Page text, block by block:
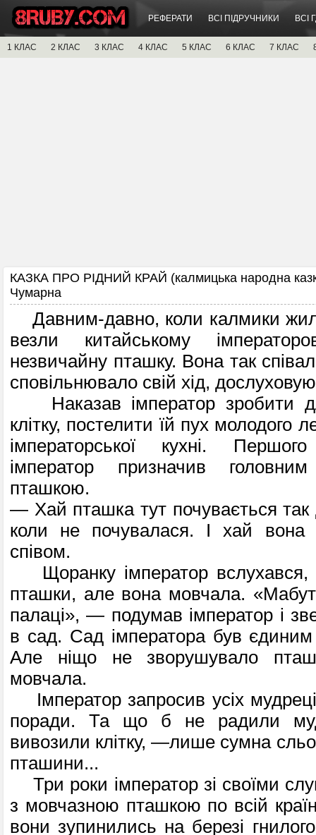
РЕФЕРАТИ ВСІ ПІДРУЧНИКИ ВСІ
1 КЛАС 2 КЛАС 3 КЛАС 4 КЛАС 5 КЛАС 6 КЛАС 7 КЛАС
КАЗКА ПРО РІДНИЙ КРАЙ (калмицька народна
Чумарна
Давним-давно, коли калмики
везли китайському
незвичайну пташку. Вона так
сповільнювало свій хід,
Наказав імператор зробити
клітку, постелити їй пух молодого
імпера­торської кухні.
імператор призна­чив
пташкою.
— Хай пташка тут почувається так
коли не почувалася. І хай вона
співом.
Щоранку імператор вслухався,
пташки, але вона мовчала.
па­лаці», — подумав імператор і
в сад. Сад імператора був єдиним
Але ніщо не зворушувало
мовчала.
Імператор запросив усіх
поради. Та що б не радили
вивозили клітку, —лише сумна
пташини...
Три роки імператор зі своїми
з мовчазною пташкою по всій
вони зупинились на березі